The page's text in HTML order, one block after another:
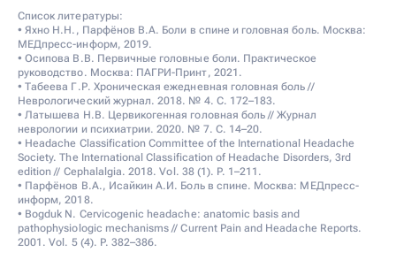
Список литературы:
• Яхно Н.Н., Парфёнов В.А. Боли в спине и головная боль. Москва:
МЕДпресс-информ, 2019.
• Осипова В.В. Первичные головные боли. Практическое
руководство. Москва: ПАГРИ-Принт, 2021.
• Табеева Г.Р. Хроническая ежедневная головная боль //
Неврологический журнал. 2018. № 4. С. 172–183.
• Латышева Н.В. Цервикогенная головная боль // Журнал
неврологии и психиатрии. 2020. № 7. С. 14–20.
• Headache Classification Committee of the International Headache
Society. The International Classification of Headache Disorders, 3rd
edition // Cephalalgia. 2018. Vol. 38 (1). P. 1–211.
• Парфёнов В.А., Исайкин А.И. Боль в спине. Москва: МЕДпресс-
информ, 2018.
• Bogduk N. Cervicogenic headache: anatomic basis and
pathophysiologic mechanisms // Current Pain and Headache Reports.
2001. Vol. 5 (4). P. 382–386.